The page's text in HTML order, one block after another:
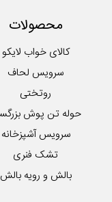
محصولات
کالای خواب لایکو
سرویس لحاف
روتختی
حوله تن پوش
سرویس آشپزخانه
تشک فنری
بالش و رویه بالش